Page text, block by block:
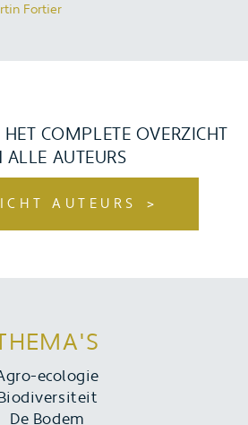
Fortier
COMPLETE OVERZICHT
ALLE AUTEURS
AUTEURS
ecologie
De Bodem